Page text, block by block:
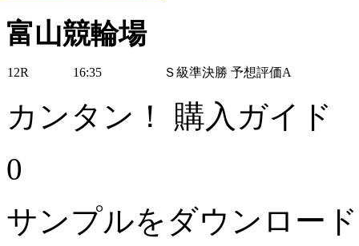
富山競輪場
12R 16:35 Ｓ級準決勝 予想評価A
カンタン！ 購入ガイド
0
サンプルをダウンロー